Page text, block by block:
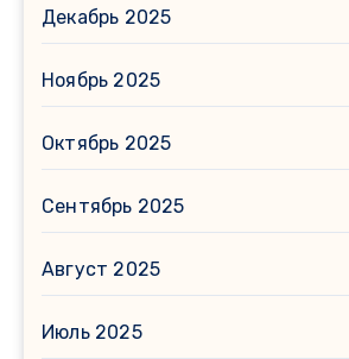
Декабрь 2025
Ноябрь 2025
Октябрь 2025
Сентябрь 2025
Август 2025
Июль 2025